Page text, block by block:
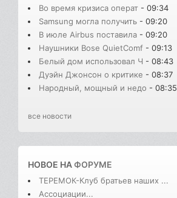
Во время кризиса операт - 09:34
Samsung могла получить - 09:20
В июле Airbus поставила - 09:20
Наушники Bose QuietComf - 09:13
Белый дом использовал Ч - 08:43
Дуэйн Джонсон о критике - 08:37
Народный, мощный и недо - 08:35
все новости
НОВОЕ НАФОРУМЕ
ТЕРЕМОК-Клуб братьев наших ...
Ассоциации...